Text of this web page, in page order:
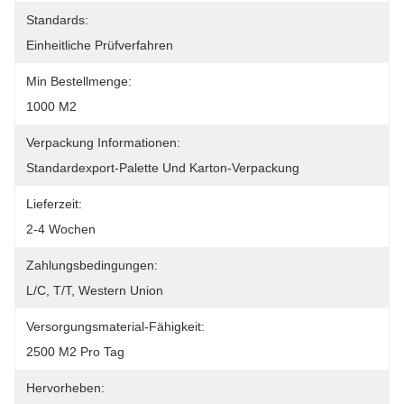
Standards:
Einheitliche Prüfverfahren
Min Bestellmenge:
1000 M2
Verpackung Informationen:
Standardexport-Palette Und Karton-Verpackung
Lieferzeit:
2-4 Wochen
Zahlungsbedingungen:
L/C, T/T, Western Union
Versorgungsmaterial-Fähigkeit:
2500 M2 Pro Tag
Hervorheben: